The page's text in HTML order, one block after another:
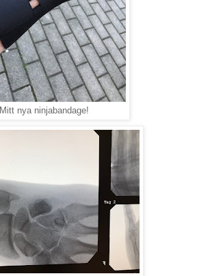
Mitt nya ninjabandage!